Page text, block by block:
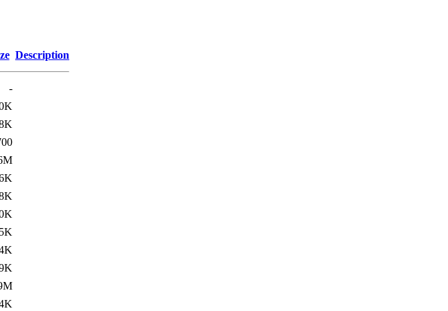
Description
-